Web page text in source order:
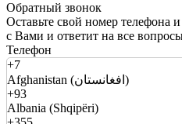
Обратный звонок
Оставьте свой номер телефона
с Вами и ответит на все
Телефон
+7
Afghanistan (افغانستان)
+93
Albania (Shqipëri)